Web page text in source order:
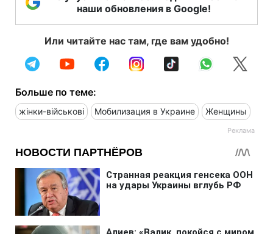
наши обновления в Google!
Или читайте нас там, где вам удобно!
Больше по теме:
жінки-військові Мобилизация в Украине Женщины